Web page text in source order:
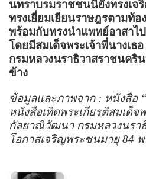
นทราบรมราชชนนียังทรงเจ
ทรงเยี่ยมเยียนราษฎรตามท้
พร้อมกับทรงนำแพทย์อาสาไ
โดยมีสมเด็จพระเจ้าพี่นางเ
กรมหลวงนราธิวาสราชนคริ
ข้าง
ข้อมูลและภาพจาก : หนังสือ “
หนังสือเทิดพระเกียรติสมเด็จ
กัลยาณิวัฒนา กรมหลวงนรา
โอกาสเจริญพระชนมายุ84